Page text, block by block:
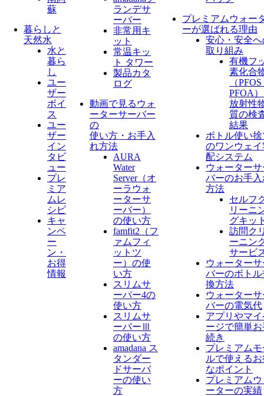
蘇
暮らしと
天然水
水と
暮ら
し
ユー
ザー
ボイ
ス
ユー
ザー
イン
タビ
ュー
プレ
ミア
ムレ
シピ
キャ
ンペ
ー
ン・
お得
情報
ランデサ
ーバー
非常用キ
ット
常温キッ
ト タワー
製品カタ
ログ
動画で見るウォ
ーターサーバー
の
使い方・お手入
れ方法
AURA
Water
Server​（オ
ーラウォ
ーターサ
ーバー）
の使い方
famfit2（フ
ァムフィ
ットツ
ー）の使
い方
スリムサ
ーバー4の
使い方
スリムサ
ーバーⅢ
の使い方
amadana ス
タンダー
ドサーバ
ーの使い
方
プレミアムウォー
ーが選ばれる理由
安心・安全へ
取り組み
有機フ
素化合
（
PFOA
放射性
質の検
結果
ボトル使い捨
のワンウェイ
配システム
ウォーター
バーのお手入
方法
セルフ
リーニ
グキッ
訪問ク
ーニン
サービ
ウォーター
バーのボトル
換方法
ウォーター
バーの電気代
アプリやマイ
ージで簡単お
続き
プレミアムモ
ルで使える
なポイント
プレミアムウ
ーターの実績